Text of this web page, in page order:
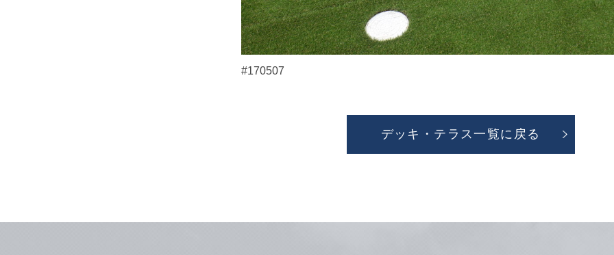
#170507
デッキ・テラス一覧に戻る